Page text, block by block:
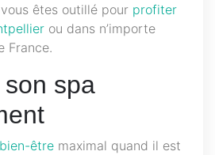
êtes outillé pour profiter
ou dans n’importe
France.
spa
être maximal quand il est